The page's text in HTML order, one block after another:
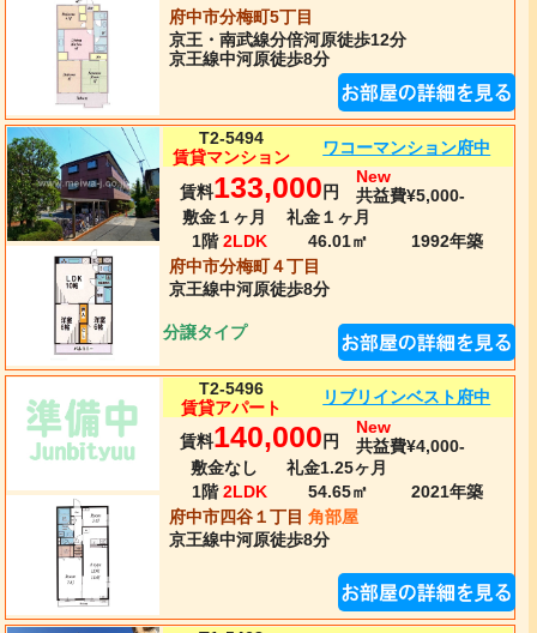
府中市分梅町5丁目
京王・南武線分倍河原徒歩12分
京王線中河原徒歩8分
T2-5494
賃貸マンション
ワコーマンション府中
賃料133,000 円
New
共益費¥5,000-
敷金１ヶ月
礼金１ヶ月
1階 2LDK 46.01㎡ 1992年築
府中市分梅町４丁目
京王線中河原徒歩8分
分譲タイプ
T2-5496
賃貸アパート
リブリインベスト府中
賃料140,000 円
New
共益費¥4,000-
敷金なし
礼金1.25ヶ月
1階 2LDK 54.65㎡ 2021年築
府中市四谷１丁目 角部屋
京王線中河原徒歩8分